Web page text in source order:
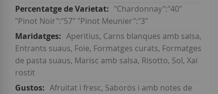
"Chardonnay":"40"
"Pinot Noir":"57" "Pinot Meunier":"3"
Aperitius, Carns blanques amb salsa,
Entrants suaus, Foie, Formatges curats, Formatges
de pasta suaus, Marisc amb salsa, Risotto, Sol, Xai
rostit
Afruitat i fresc, Saborós i amb notes de